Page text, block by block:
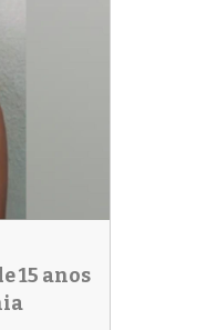
15 anos